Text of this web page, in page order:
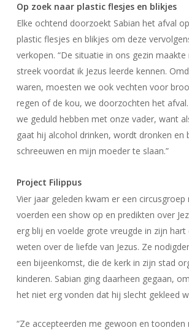
Op zoek naar plastic flesjes en blikjes
Elke ochtend doorzoekt Sabian het afval
plastic flesjes en blikjes om deze
verkopen. “De situatie in ons gezin maakte
streek voordat ik Jezus leerde kennen.
waren, moesten we ook vechten voor
regen of de kou, we doorzochten het
we geduld hebben met onze vader, want
gaat hij alcohol drinken, wordt dronken en
schreeuwen en mijn moeder te slaan.”
Project Filippus
Vier jaar geleden kwam er een circusgroep
voerden een show op en predikten over
erg blij en voelde grote vreugde in zijn
weten over de liefde van Jezus. Ze
een bijeenkomst, die de kerk in zijn stad
kinderen. Sabian ging daarheen gegaan,
het niet erg vonden dat hij slecht gekleed
“Ze accepteerden me gewoon en toonden